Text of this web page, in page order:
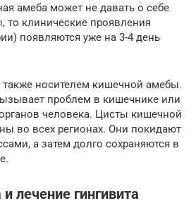
амеба может не давать о себе
то клинические проявления
появляются уже на 3-4 день
носителем кишечной амебы.
проблем в кишечнике или
человека. Цисты кишечной
во всех регионах. Они покидают
а затем долго сохраняются в
лечение гингивита